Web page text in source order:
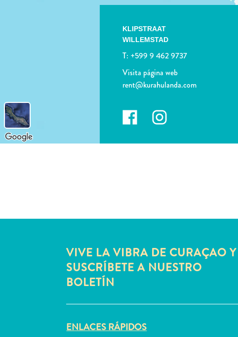
KLIPSTRAAT
WILLEMSTAD
T: +599 9 462 9737
Visita página web
rent@kurahulanda.com
VIVE LA VIBRA DE CURAÇAO Y
SUSCRÍBETE A NUESTRO
BOLETÍN
ENLACES RÁPIDOS